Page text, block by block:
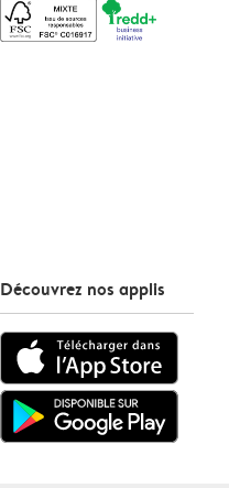
Découvrez nos applis